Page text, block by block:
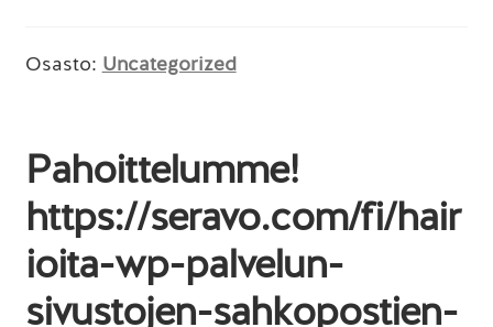
Osasto: Uncategorized
Pahoittelumme!
https://seravo.com/fi/hair
ioita-wp-palvelun-
sivustojen-sahkopostien-